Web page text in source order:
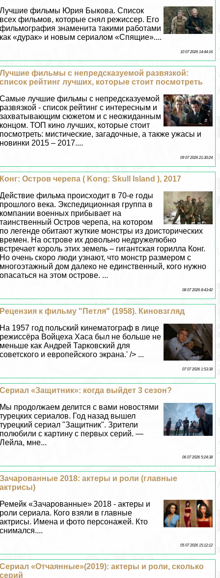
Лучшие фильмы Юрия Быкова. Список
всех фильмов, которые снял режиссер. Его
фильмография знаменита такими работами
как «дypaк» и новым сериалом «Спящие»....
10 07 2026 14:44:16
Лучшие фильмы с непредсказуемой развязкой:
список рейтинг лучших, которые стоит посмотреть
Самые лучшие фильмы с непредсказуемой
развязкой - список рейтинг с интересным и
захватывающим сюжетом и с неожиданным
концом. ТОП кино лучших, которые стоит
посмотреть: мистические, загадочные, а также ужасы и
новинки 2015 – 2017....
09 07 2026 21:30:24
Конг: Остров черепа ( Kong: Skull Island ), 2017
Действие фильма происходит в 70-е годы
прошлого века. Экспедиционная группа в
компании военных прибывает на
таинственный Остров черепа, на котором
по легенде обитают жуткие монстры из доисторических
времен. На острове их довольно недружелюбно
встречает король этих земель – гигантская горилла Конг.
Но очень скоро люди узнают, что монстр размером с
многоэтажный дом далеко не единственный, кого нужно
опасаться на этом острове. ...
08 07 2026 8:43:42
Рецензия к фильму "Петля" (1958). Киновзгляд
На 1957 год польский кинематограф в лице
режиссёра Войцеха Хаса был не больше не
меньше как Андрей Тарковский для
советского и европейского экрана.' /> ...
07 07 2026 1:53:38
Сериал «Защитник»: когда выйдет 3 сезон?
Мы продолжаем делится с вами новостями
турецких сериалов. Год назад вышел
турецкий сериал "Защитник". Зрители
полюбили с картину с первых серий. —
Лейла, мне...
06 07 2026 5:24:38
Зачарованные 2018: актеры и роли (главные
актрисы)
Ремейк «Зачарованные» 2018 - актеры и
роли сериала. Кого взяли в главные
актрисы. Имена и фото персонажей. Кто
снимался....
05 07 2026 15:12:12
Сериал «Отчаянные»(2019): актеры и роли, сколько
серий